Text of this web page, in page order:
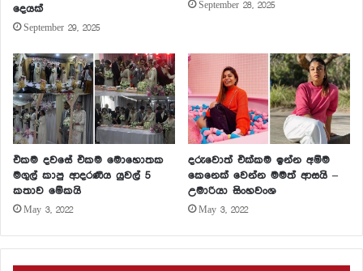
දෙයක්
September 29, 2025
September 28, 2025
එකම දවසේ එකම මොහොතක
මගුල් කාපු ආදරණීය යුවල් 5
කතාව මේකයි
May 3, 2022
දරුවොත් එක්කම ඉන්න අම්ම
කෙනෙක් වෙන්න මමත් ආසයි –
උමාරියා සිංහවංශ
May 3, 2022